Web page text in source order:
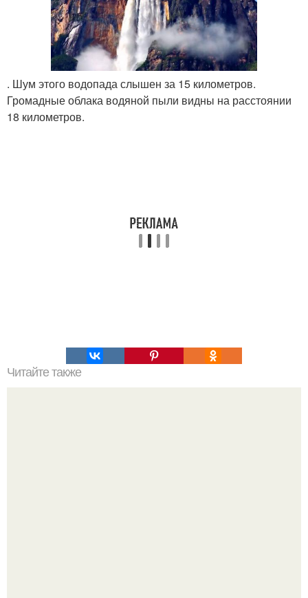
. Шум этого водопада слышен за 15 километров.
Громадные облака водяной пыли видны на расстоянии
18 километров.
Читайте также